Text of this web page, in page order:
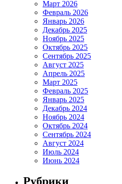
Март 2026
Февраль 2026
Январь 2026
Декабрь 2025
Ноябрь 2025
Октябрь 2025
Сентябрь 2025
Август 2025
Апрель 2025
Март 2025
Февраль 2025
Январь 2025
Декабрь 2024
Ноябрь 2024
Октябрь 2024
Сентябрь 2024
Август 2024
Июль 2024
Июнь 2024
Рубрики